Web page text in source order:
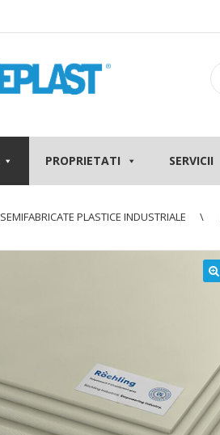
PROPRIETATI SERVICII
SEMIFABRICATE PLASTICE INDUSTRIALE